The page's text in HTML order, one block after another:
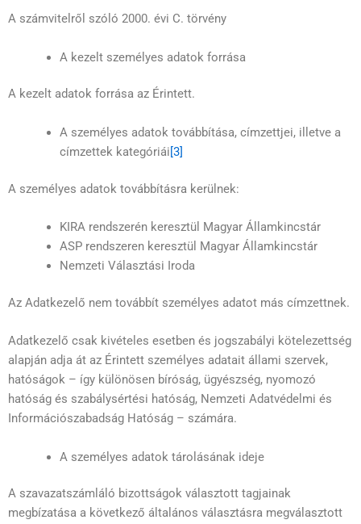
A számvitelről szóló 2000. évi C. törvény
A kezelt személyes adatok forrása
A kezelt adatok forrása az Érintett.
A személyes adatok továbbítása, címzettjei, illetve a
címzettek kategóriái[3]
A személyes adatok továbbításra kerülnek:
KIRA rendszerén keresztül Magyar Államkincstár
ASP rendszeren keresztül Magyar Államkincstár
Nemzeti Választási Iroda
Az Adatkezelő nem továbbít személyes adatot más címzettnek.
Adatkezelő csak kivételes esetben és jogszabályi kötelezettség
alapján adja át az Érintett személyes adatait állami szervek,
hatóságok – így különösen bíróság, ügyészség, nyomozó
hatóság és szabálysértési hatóság, Nemzeti Adatvédelmi és
Információszabadság Hatóság – számára.
A személyes adatok tárolásának ideje
A szavazatszámláló bizottságok választott tagjainak
megbízatása a következő általános választásra megválasztott